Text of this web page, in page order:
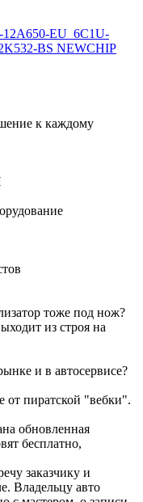
EU_6C1U-
BS NEWCHIP
к каждому
тоже под нож?
из строя на
и в автосервисе?
от пиратской "вебки".
обновленная
бесплатно,
заказчику и
Владельцу авто